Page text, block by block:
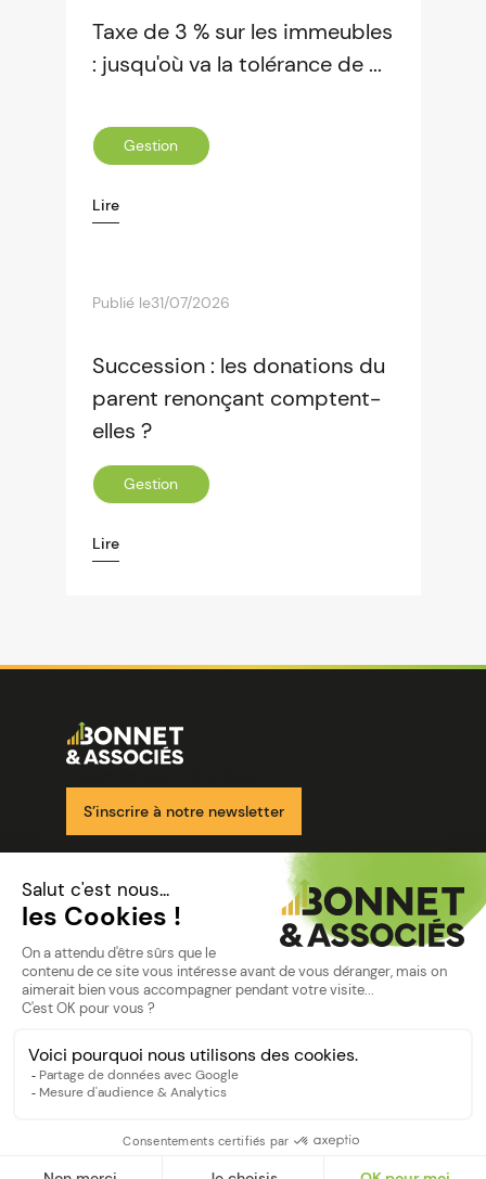
Taxe de 3 % sur les immeubles
: jusqu'où va la tolérance de ...
Gestion
Lire
Publié le31/07/2026
Succession : les donations du
parent renonçant comptent-
elles ?
Gestion
Lire
Image
S’inscrire à notre newsletter
Nos solutions
Nos cabinets
Mon espace client
Politique de confidentialité
©Bonnet2023